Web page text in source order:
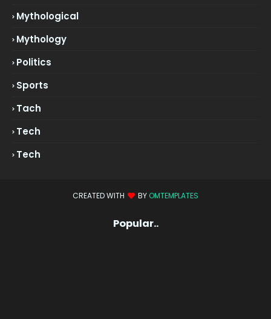
Mythological
Mythology
Politics
Sports
Tach
Tech
Tech
CREATED WITH BY OMTEMPLATES
Popular..